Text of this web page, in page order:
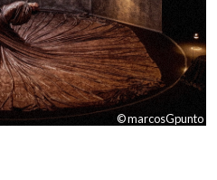
© marcosGpunto